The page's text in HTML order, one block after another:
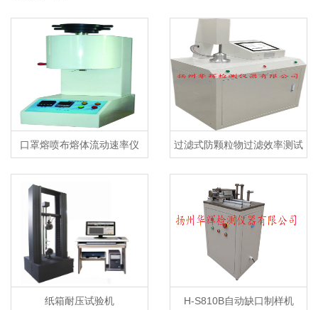
口罩熔喷布熔体流动速率仪 过滤式防颗粒物过滤效率测试
仪及自动滤料测试台
纸箱耐压试验机 H-S810B自动缺口制样机